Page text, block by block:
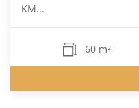
KM...
60 m²